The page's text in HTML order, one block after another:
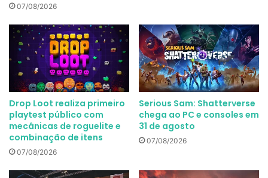
07/08/2026
Drop Loot realiza primeiro
playtest público com
mecânicas de roguelite e
combinação de itens
07/08/2026
Serious Sam: Shatterverse
chega ao PC e consoles em
31 de agosto
07/08/2026